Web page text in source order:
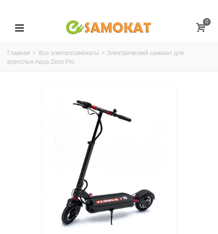
0
Главная > Все электросамокаты > Электрический самокат для
взрослых Aqua Zeus Pro